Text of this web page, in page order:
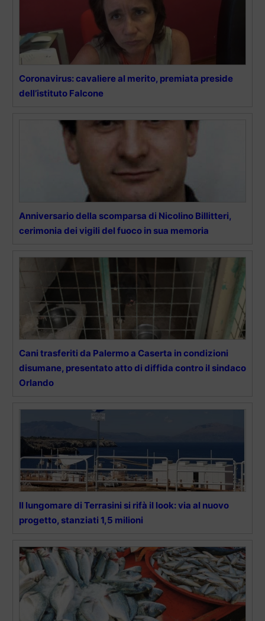
Coronavirus: cavaliere al merito, premiata preside
dell’istituto Falcone
Anniversario della scomparsa di Nicolino Billitteri,
cerimonia dei vigili del fuoco in sua memoria
Cani trasferiti da Palermo a Caserta in condizioni
disumane, presentato atto di diffida contro il sindaco
Orlando
Il lungomare di Terrasini si rifà il look: via al nuovo
progetto, stanziati 1,5 milioni